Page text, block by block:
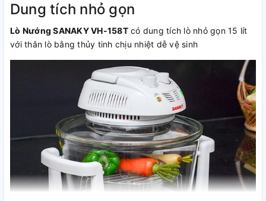
Dung tích nhỏ gọn
Lò Nướng SANAKY VH-158Tcó dung tích lò nhỏ gọn 15 lít
với thân lò bằng thủy tinh chịu nhiệt dễ vệ sinh